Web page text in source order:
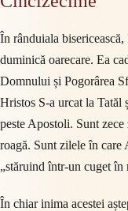
În rânduiala bisericească,
duminică oarecare. Ea
Domnului și Pogorârea
Hristos S-a urcat la Tatăl
peste Apostoli. Sunt zece
roagă. Sunt zilele în
„stăruind într-un cuget în
În chiar inima acestei